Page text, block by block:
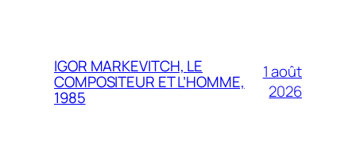
IGOR MARKEVITCH, LE
COMPOSITEUR ET L’HOMME,
1985
1 août
2026